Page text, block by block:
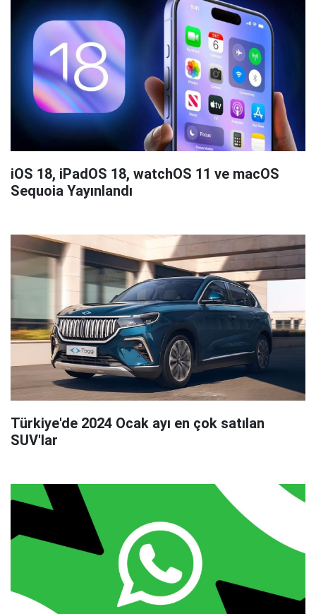
iOS 18, iPadOS 18, watchOS 11 ve macOS
Sequoia Yayınlandı
Türkiye'de 2024 Ocak ayı en çok satılan
SUV'lar